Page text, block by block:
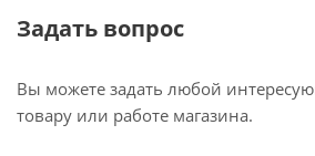
Задать вопрос
Вы можете задать любой
товару или работе магазина.